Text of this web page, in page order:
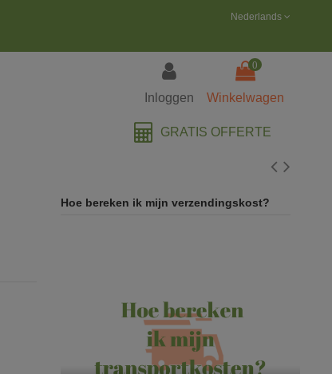
Nederlands
Inloggen
0
Winkelwagen
GRATIS OFFERTE
Hoe bereken ik mijn verzendingskost?